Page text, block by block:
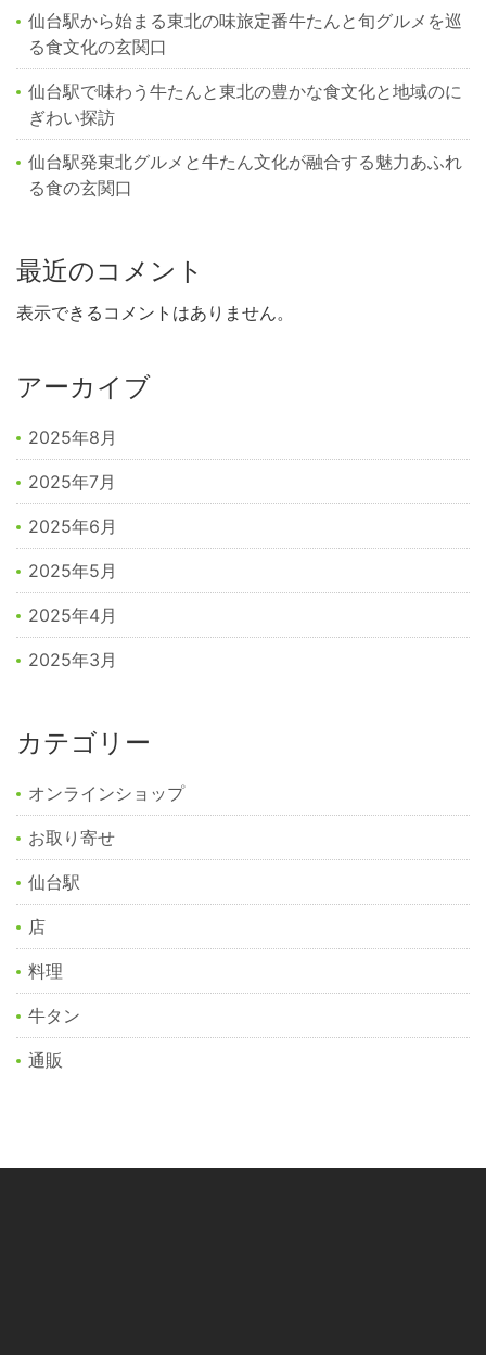
仙台駅から始まる東北の味旅定番牛たんと旬グルメを巡
る食文化の玄関口
仙台駅で味わう牛たんと東北の豊かな食文化と地域のに
ぎわい探訪
仙台駅発東北グルメと牛たん文化が融合する魅力あふれ
る食の玄関口
最近のコメント
表示できるコメントはありません。
アーカイブ
2025年8月
2025年7月
2025年6月
2025年5月
2025年4月
2025年3月
カテゴリー
オンラインショップ
お取り寄せ
仙台駅
店
料理
牛タン
通販